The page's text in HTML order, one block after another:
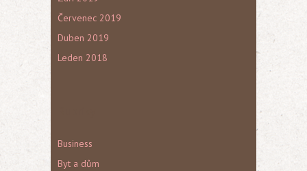
Červenec 2019
Duben 2019
Leden 2018
Business
Byt a dům